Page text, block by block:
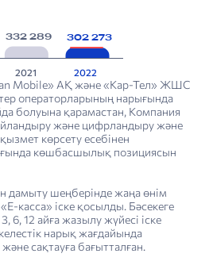
332 289 302 273
2021 2022
Mobile» АҚ және «Кар-Тел» ЖШС
операторларының нарығында
болуына қарамастан, Компания
және цифрландыру және
көрсету есебінен
көшбасшылық позициясын
шеңберінде жаңа өнім
касса» іске қосылды. Бәсекеге
6, 12 айға жазылу жүйесі іске
нарық жағдайында
сақтауға бағытталған.